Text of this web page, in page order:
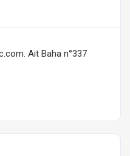
Ait Baha n°337